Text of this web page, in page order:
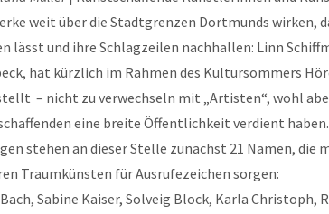
weit über die Stadtgrenzen Dortmunds wirken,
lässt und ihre Schlagzeilen nachhallen: Linn
hat kürzlich im Rahmen des Kultursommers
– nicht zu verwechseln mit „Artisten“, wohl
eine breite Öffentlichkeit verdient haben.
stehen an dieser Stelle zunächst 21 Namen, die
Traumkünsten für Ausrufezeichen sorgen:
Sabine Kaiser, Solveig Block, Karla